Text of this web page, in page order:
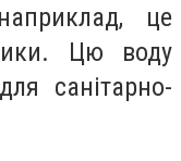
це
Цю воду
санітарно-